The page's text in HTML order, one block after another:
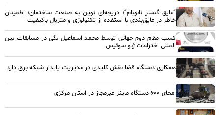
“عایق گستر نانوبام”؛ دریچه‌ای نوین به صنعت ساختمان؛ اطمینان
خاطر در عایق‌بندی با استفاده از تکنولوژی و متریال باکیفیت
کسب مقام دوم جهانی توسط محمد اسماعیل بگی در مسابقات بین
المللی اختراعات ژنو سوئیس
همکاری دستگاه قضا نقش کلیدی در مدیریت پایدار شبکه برق دارد
امحای ۶۰۰ دستگاه ماینر غیرمجاز در استان مرکزی